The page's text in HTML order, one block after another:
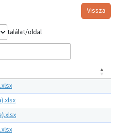
Vissza
találat/oldal